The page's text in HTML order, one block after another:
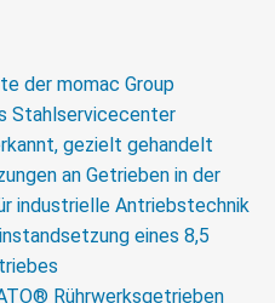
der momac Group
Stahlservicecenter
gezielt gehandelt
an Getrieben in der
industrielle Antriebstechnik
eines 8,5
Rührwerksgetrieben